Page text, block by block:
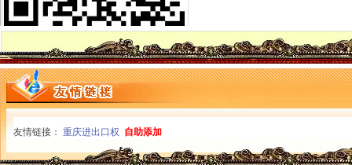
全系统整儿童用品市怎么注册一般纳税人场成效良好
企业处以信用信息化建设应用汇报演练为契机进一步加信用信息化建设工作
全市一般纳税人公司条件工商系统第15届老干部钓鱼比赛在璧山落下帷幕
南川局怎么注册一般纳税人五项措施切实加临时人员管理
渝中局一般纳税人注册流程加儿童食品用品专项整
万盛局怎么注册一般纳税人开展食品安全宣活动成效明显
市一般纳税人公司注册局流通领域农用内燃机质量监测况
大足局一般纳税人公司注册宝顶工商所引导整并举营造和谐景区
酉局城北工商所决战“3·30”一般纳税人认定标准搞好大练
友情链接： 重庆进出口权 自助添加